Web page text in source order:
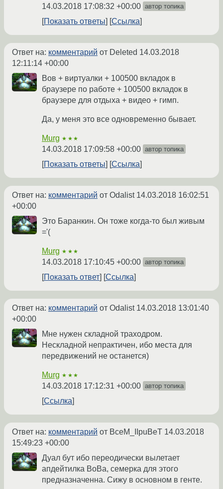
14.03.2018 17:08:32 +00:00 автор топика
Показать ответы Ссылка
Ответ на: комментарий от Deleted 14.03.2018
12:11:14 +00:00
Вов + виртуалки + 100500 вкладок в
браузере по работе + 100500 вкладок в
браузере для отдыха + видео + гимп.
Да, у меня это все одновременно бывает.
Murg ★★★
14.03.2018 17:09:58 +00:00 автор топика
Показать ответы Ссылка
Ответ на: комментарий от Odalist 14.03.2018 16:02:51
+00:00
Это Баранкин. Он тоже когда-то был живым
='(
Murg ★★★
14.03.2018 17:10:45 +00:00 автор топика
Показать ответ Ссылка
Ответ на: комментарий от Odalist 14.03.2018 13:01:40
+00:00
Мне нужен складной траходром.
Нескладной непрактичен, ибо места для
передвижений не останется)
Murg ★★★
14.03.2018 17:12:31 +00:00 автор топика
Ссылка
Ответ на: комментарий от BceM_IIpuBeT 14.03.2018
15:49:23 +00:00
Дуал бут ибо переодически вылетает
апдейтилка ВоВа, семерка для этого
предназначенна. Сижу в основном в генте.